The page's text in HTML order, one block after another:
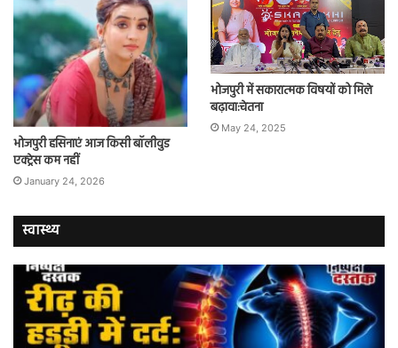
भोजपुरी हसिनाएं आज किसी बॉलीवुड
एक्ट्रेस कम नहीं
January 24, 2026
भोजपुरी में सकारात्मक विषयों को मिले
बढ़ावा:चेतना
May 24, 2025
स्वास्थ्य